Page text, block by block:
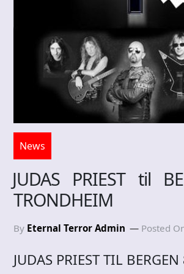
News
JUDAS PRIEST til
TRONDHEIM
By Eternal Terror Admin Posted
JUDAS PRIEST TIL